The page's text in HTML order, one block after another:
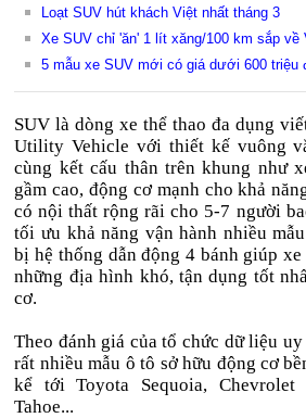
Loạt SUV hút khách Việt nhất tháng 3
Xe SUV chỉ 'ăn' 1 lít xăng/100 km sắp
5 mẫu xe SUV mới có giá dưới 600 triệu
SUV là dòng xe thể thao đa dụng
Utility Vehicle với thiết kế vuông
cùng kết cấu thân trên khung như
gầm cao, động cơ mạnh cho khả
có nội thất rộng rãi cho 5-7 người
tối ưu khả năng vận hành nhiều
bị hệ thống dẫn động 4 bánh giúp
những địa hình khó, tận dụng tốt
cơ.
Theo đánh giá của tổ chức dữ liệu
rất nhiều mẫu ô tô sở hữu động cơ
kể tới Toyota Sequoia, Chevrolet
Tahoe...